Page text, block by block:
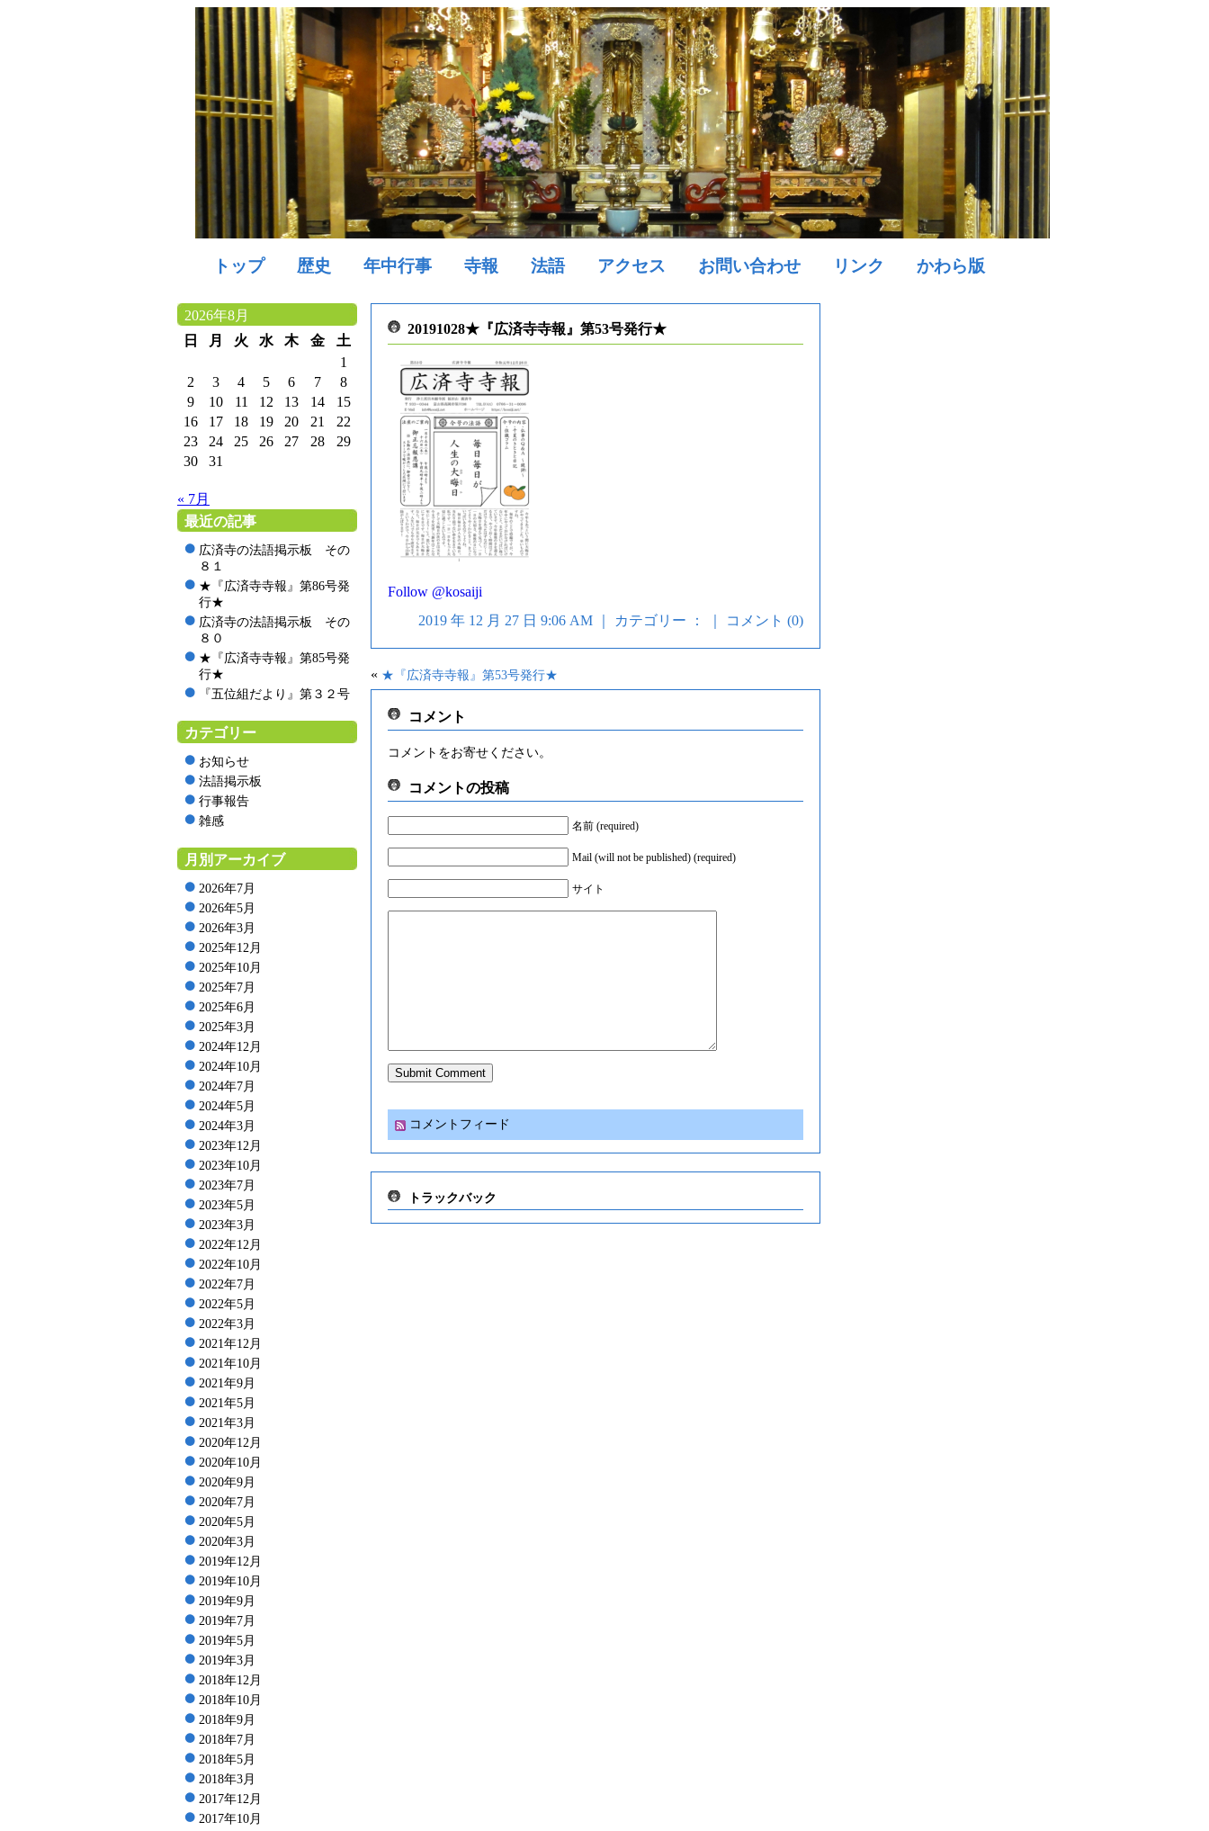
トップ 歴史 年中行事 寺報 法語 アクセス お問い合わせ リンク かわら版
2026年8月
日
月 火 水 木 金
土
1
2
3 4 5 6 7
8
9
10 11 12 13 14
15
16
17 18 19 20 21
22
23
24 25 26 27 28
29
30
31
« 7月
最近の記事
広済寺の法語掲示板 その
８１
★『広済寺寺報』第86号発
行★
広済寺の法語掲示板 その
８０
★『広済寺寺報』第85号発
行★
『五位組だより』第３２号
カテゴリー
お知らせ
法語掲示板
行事報告
雑感
月別アーカイブ
2026年7月
2026年5月
2026年3月
2025年12月
2025年10月
2025年7月
2025年6月
2025年3月
2024年12月
2024年10月
2024年7月
2024年5月
2024年3月
2023年12月
2023年10月
2023年7月
2023年5月
2023年3月
2022年12月
2022年10月
2022年7月
2022年5月
2022年3月
2021年12月
2021年10月
2021年9月
2021年5月
2021年3月
2020年12月
2020年10月
2020年9月
2020年7月
2020年5月
2020年3月
2019年12月
2019年10月
2019年9月
2019年7月
2019年5月
2019年3月
2018年12月
2018年10月
2018年9月
2018年7月
2018年5月
2018年3月
2017年12月
2017年10月
20191028★『広済寺寺報』第53号発行★
Follow @kosaiji
2019 年 12 月 27 日 9:06 AM ｜ カテゴリー ： ｜
コメント (0)
« ★『広済寺寺報』第53号発行★
コメント
コメントをお寄せください。
コメントの投稿
名前 (required)
Mail (will not be published) (required)
サイト
コメントフィード
トラックバック